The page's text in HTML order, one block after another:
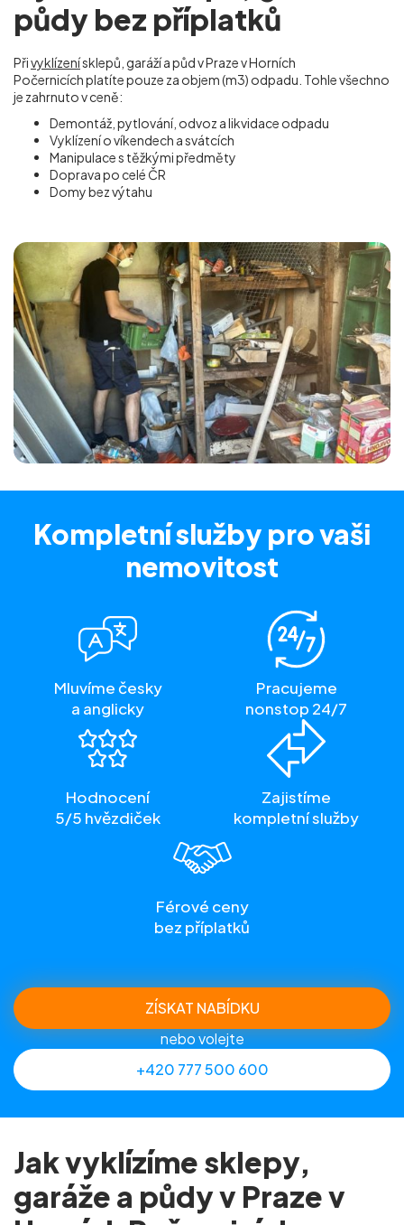
půdy bez příplatků
Přivyklízenísklepů, garáží a půd v Praze v Horních
Počernicíchplatíte pouze za objem (m3) odpadu. Tohle všechno
je zahrnuto v ceně:
Demontáž, pytlování, odvoz a likvidace odpadu
Vyklízení o víkendech a svátcích
Manipulace s těžkými předměty
Doprava po celé ČR
Domy bez výtahu
Kompletní služby pro vaši
nemovitost
Mluvíme česky
a anglicky
Pracujeme
nonstop 24/7
Hodnocení
5/5 hvězdiček
Zajistíme
kompletní služby
Férové ceny
bez příplatků
ZÍSKAT NABÍDKU
nebo volejte
+420 777 500 600
Jak vyklízíme sklepy,
garáže a půdy v Praze v